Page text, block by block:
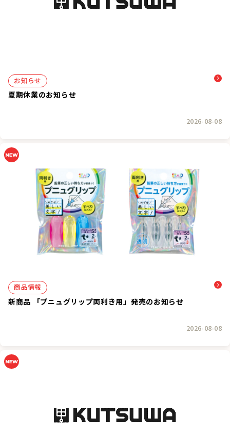
お知らせ
夏期休業のお知らせ
2026-08-08
商品情報
新商品 「プニュグリップ両利き用」発売のお知らせ
2026-08-08